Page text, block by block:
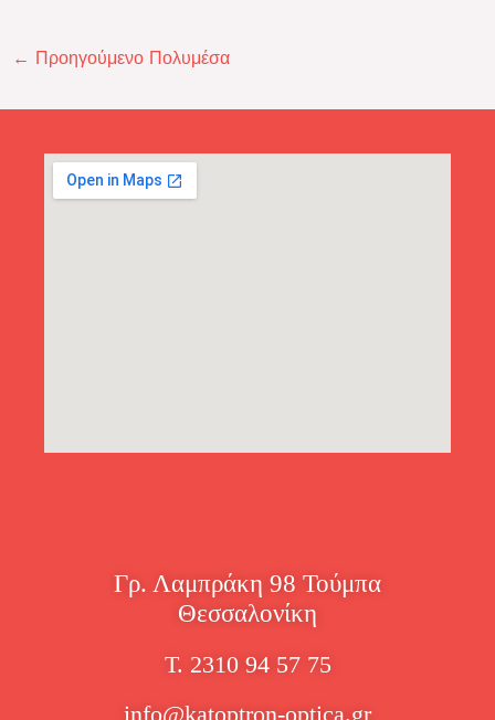
← Προηγούμενο Πολυμέσα
Γρ. Λαμπράκη 98 Τούμπα
Θεσσαλονίκη
Τ. 2310 94 57 75
info@katoptron-optica.gr